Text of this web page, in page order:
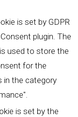
is set by GDPR
plugin. The
used to store the
for the
in the category
is set by the